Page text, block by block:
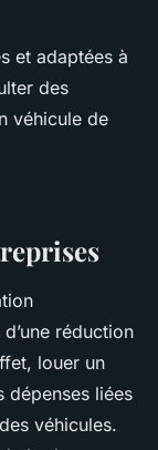
et adaptées à
des
véhicule de
réduction
louer un
dépenses liées
véhicules.